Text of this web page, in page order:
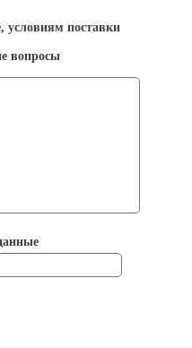
условиям поставки
вопросы